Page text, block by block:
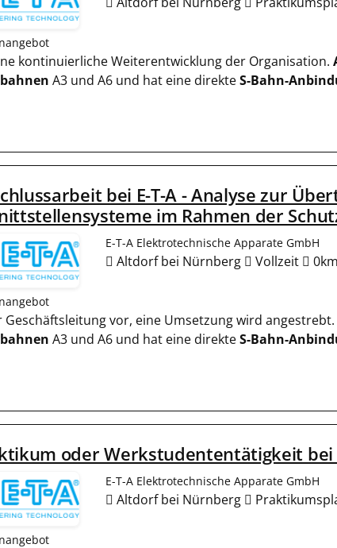
kontinuierliche Weiterentwicklung der Organisation.
A3 und A6 und hat eine direkteS-Bahn-
bei E-T-A - Analyse zur
im Rahmen der
E-T-A Elektrotechnische Apparate GmbH
Altdorf bei Nürnberg Vollzeit 0km
Geschäftsleitung vor, eine Umsetzung wird angestrebt.
A3 und A6 und hat eine direkteS-Bahn-
oder Werkstudententätigkeit bei
E-T-A Elektrotechnische Apparate GmbH
Altdorf bei Nürnberg